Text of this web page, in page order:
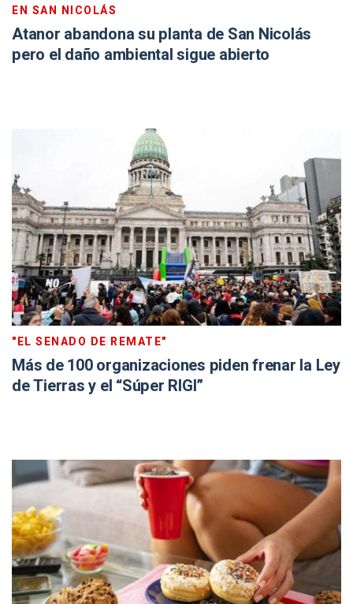
EN SAN NICOLÁS
Atanor abandona su planta de San Nicolás
pero el daño ambiental sigue abierto
"EL SENADO DE REMATE"
Más de 100 organizaciones piden frenar la Ley
de Tierras y el “Súper RIGI”